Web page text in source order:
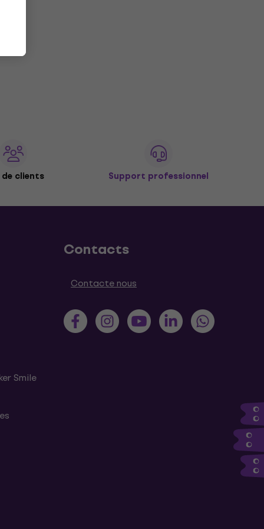
de clients Support professionnel
Smile
Contacts
Contacte nous